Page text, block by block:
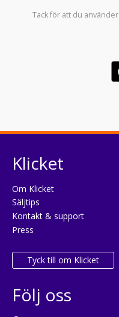
Tack för att du använder
Klicket
Om Klicket
Säljtips
Kontakt & support
Press
Tyck till om Klicket
Följ oss